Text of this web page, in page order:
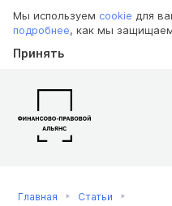
Мы используем cookie для
подробнее, как мы
Принять
Главная Статьи